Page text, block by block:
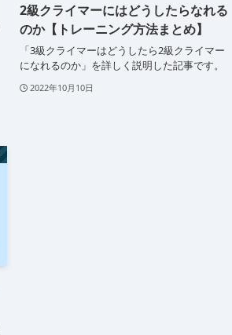
2級クライマーにはどうしたらなれる
のか【トレーニング方法まとめ】
「3級クライマーはどうしたら2級クライマー
になれるのか」を詳しく説明した記事です。
2022年10月10日